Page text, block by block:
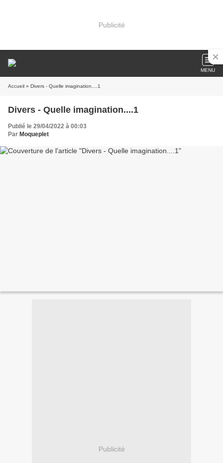
Publicité
MENU
Accueil » Divers - Quelle imagination....1
Divers - Quelle imagination....1
Publié le 29/04/2022 à 00:03
Par Moqueplet
Publicité